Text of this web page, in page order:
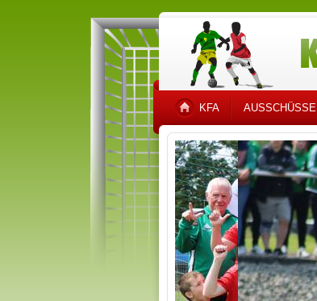
KFA AUSSCHÜSSE